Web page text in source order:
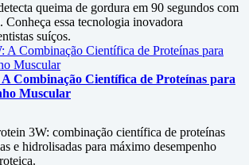
queima de gordura em 90 segundos com
Conheça essa tecnologia inovadora
suíços.
Combinação Científica de Proteínas para
Muscular
3W: combinação científica de proteínas
e hidrolisadas para máximo desempenho